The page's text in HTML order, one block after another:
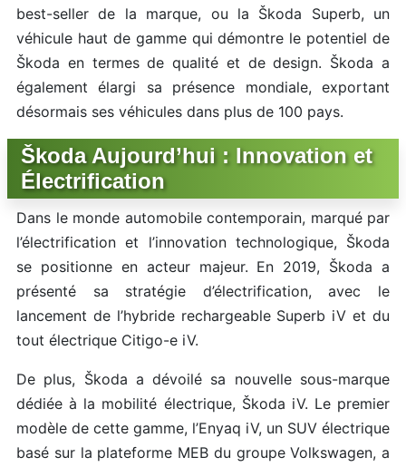
best-seller de la marque, ou la Škoda Superb, un
véhicule haut de gamme qui démontre le potentiel de
Škoda en termes de qualité et de design. Škoda a
également élargi sa présence mondiale, exportant
désormais ses véhicules dans plus de 100 pays.
Škoda Aujourd’hui : Innovation et
Électrification
Dans le monde automobile contemporain, marqué par
l’électrification et l’innovation technologique, Škoda
se positionne en acteur majeur. En 2019, Škoda a
présenté sa stratégie d’électrification, avec le
lancement de l’hybride rechargeable Superb iV et du
tout électrique Citigo-e iV.
De plus, Škoda a dévoilé sa nouvelle sous-marque
dédiée à la mobilité électrique, Škoda iV. Le premier
modèle de cette gamme, l’Enyaq iV, un SUV électrique
basé sur la plateforme MEB du groupe Volkswagen, a